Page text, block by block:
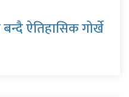
ऐतिहासिक गोर्खे